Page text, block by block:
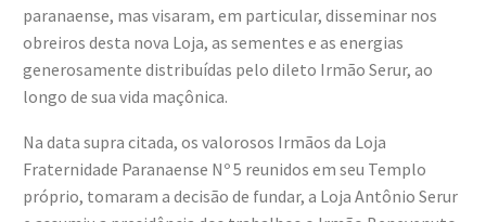
paranaense, mas visaram, em particular, disseminar nos
obreiros desta nova Loja, as sementes e as energias
generosamente distribuídas pelo dileto Irmão Serur, ao
longo de sua vida maçônica.
Na data supra citada, os valorosos Irmãos da Loja
Fraternidade Paranaense Nº 5 reunidos em seu Templo
próprio, tomaram a decisão de fundar, a Loja Antônio Serur